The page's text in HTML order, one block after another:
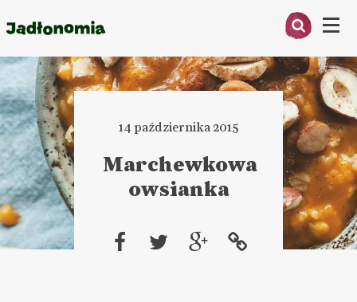
Menu
O MNIE
PRZEPISY
ARTYKUŁY
KSIĄŻKI
KONTAKT
14 października 2015
Marchewkowa
owsianka